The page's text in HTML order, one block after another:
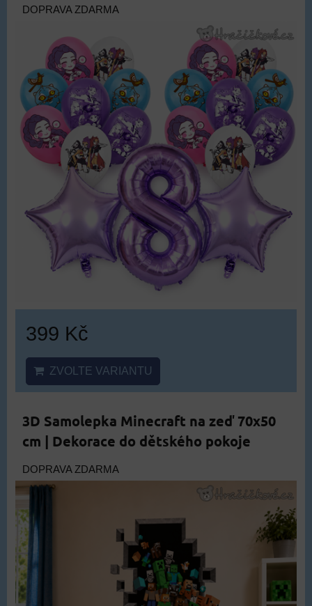
DOPRAVA ZDARMA
399 Kč
ZVOLTE VARIANTU
3D Samolepka Minecraft na zeď 70x50
cm | Dekorace do dětského pokoje
DOPRAVA ZDARMA